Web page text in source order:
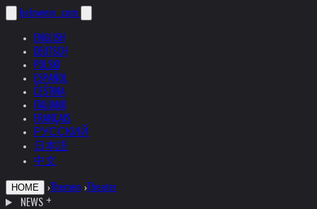
helnwein .com
ENGLISH
DEUTSCH
POLSKI
ESPAÑOL
ČEŠTINA
ITALIANO
FRANÇAIS
РУССКИЙ
日本語
中文
HOME › Themen › Theater
NEWS